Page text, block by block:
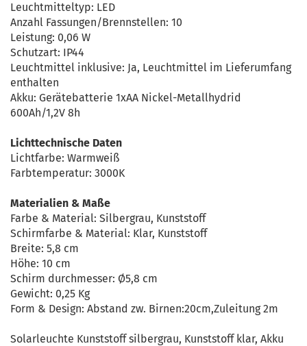
Leuchtmitteltyp: LED
Anzahl Fassungen/Brennstellen: 10
Leistung: 0,06 W
Schutzart: IP44
Leuchtmittel inklusive: Ja, Leuchtmittel im Lieferumfang
enthalten
Akku: Gerätebatterie 1xAA Nickel-Metallhydrid
600Ah/1,2V 8h
Lichttechnische Daten
Lichtfarbe: Warmweiß
Farbtemperatur: 3000K
Materialien & Maße
Farbe & Material: Silbergrau, Kunststoff
Schirmfarbe & Material: Klar, Kunststoff
Breite: 5,8 cm
Höhe: 10 cm
Schirm durchmesser: Ø5,8 cm
Gewicht: 0,25 Kg
Form & Design: Abstand zw. Birnen:20cm,Zuleitung 2m
Solarleuchte Kunststoff silbergrau, Kunststoff klar, Akku